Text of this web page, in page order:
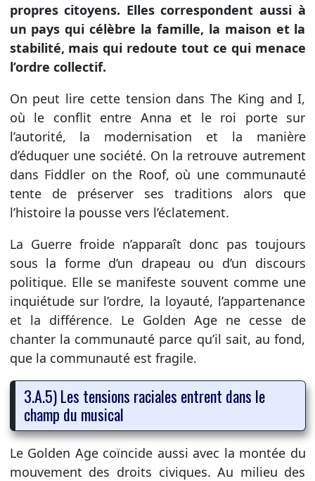
propres citoyens. Elles correspondent aussi à
un pays qui célèbre la famille, la maison et la
stabilité, mais qui redoute tout ce qui menace
l’ordre collectif.
On peut lire cette tension dans The King and I,
où le conflit entre Anna et le roi porte sur
l’autorité, la modernisation et la manière
d’éduquer une société. On la retrouve autrement
dans Fiddler on the Roof, où une communauté
tente de préserver ses traditions alors que
l’histoire la pousse vers l’éclatement.
La Guerre froide n’apparaît donc pas toujours
sous la forme d’un drapeau ou d’un discours
politique. Elle se manifeste souvent comme une
inquiétude sur l’ordre, la loyauté, l’appartenance
et la différence. Le Golden Age ne cesse de
chanter la communauté parce qu’il sait, au fond,
que la communauté est fragile.
3.A.5) Les tensions raciales entrent dans le
champ du musical
Le Golden Age coïncide aussi avec la montée du
mouvement des droits civiques. Au milieu des